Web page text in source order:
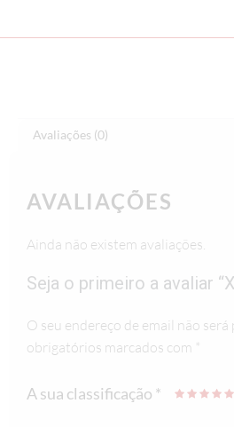
Avaliações (0)
AVALIAÇÕES
Ainda não existem avaliações.
Seja o primeiro a avaliar
O seu endereço de email não será
obrigatórios marcados com *
A sua classificação *